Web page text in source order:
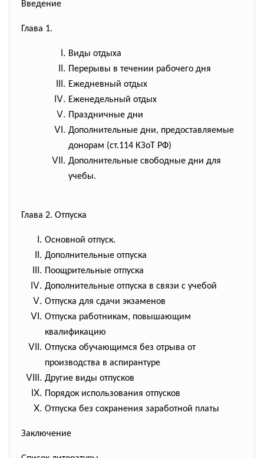
Введение
Глава 1.
Виды отдыха
Перерывы в течении рабочего дня
Ежедневный отдых
Еженедельный отдых
Праздничные дни
Дополнительные дни, предоставляемые
донорам (ст.114 КЗоТ РФ)
Дополнительные свободные дни для
учебы.
Глава 2. Отпуска
Основной отпуск.
Дополнительные отпуска
Поощрительные отпуска
Дополнительные отпуска в связи с учебой
Отпуска для сдачи экзаменов
Отпуска работникам, повышающим
квалификацию
Отпуска обучающимся без отрыва от
производства в аспирантуре
Другие виды отпусков
Порядок использования отпусков
Отпуска без сохранения заработной платы
Заключение